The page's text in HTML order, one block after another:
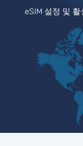
eSIM 설정 및 활